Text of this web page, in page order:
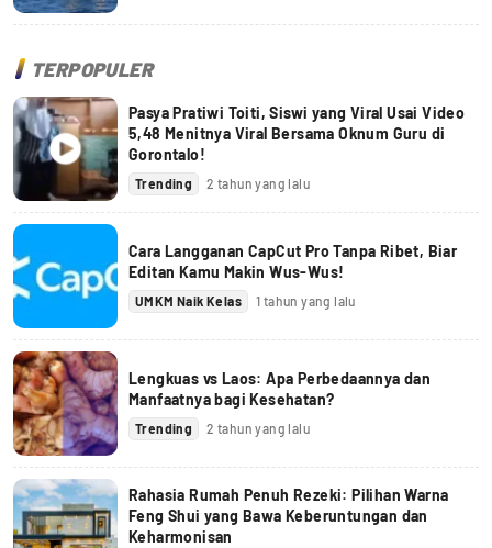
TERPOPULER
Pasya Pratiwi Toiti, Siswi yang Viral Usai Video
5,48 Menitnya Viral Bersama Oknum Guru di
Gorontalo!
Trending 2 tahun yang lalu
Cara Langganan CapCut Pro Tanpa Ribet, Biar
Editan Kamu Makin Wus-Wus!
UMKM Naik Kelas 1 tahun yang lalu
Lengkuas vs Laos: Apa Perbedaannya dan
Manfaatnya bagi Kesehatan?
Trending 2 tahun yang lalu
Rahasia Rumah Penuh Rezeki: Pilihan Warna
Feng Shui yang Bawa Keberuntungan dan
Keharmonisan